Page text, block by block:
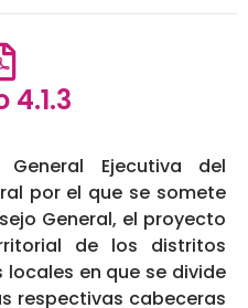
4.1.3
Ejecutiva del
por el que se somete
General, el proyecto
de los distritos
en que se divide
respectivas cabeceras